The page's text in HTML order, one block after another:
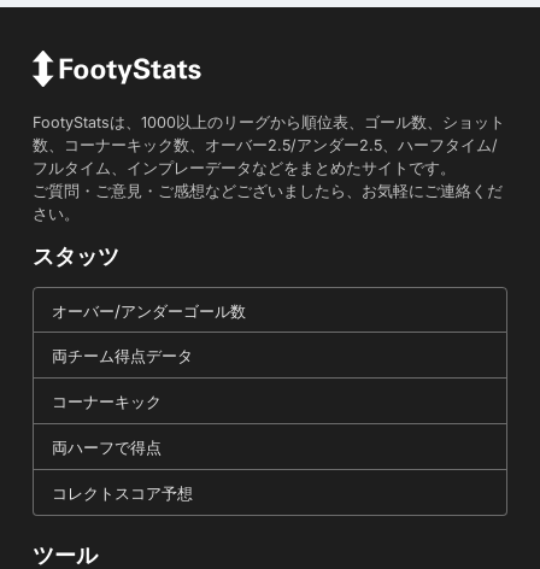
FootyStatsは、1000以上のリーグから順位表、ゴール数、ショット
数、コーナーキック数、オーバー2.5/アンダー2.5、ハーフタイム/
フルタイム、インプレーデータなどをまとめたサイトです。
ご質問・ご意見・ご感想などございましたら、お気軽にご連絡くだ
さい。
スタッツ
オーバー/アンダーゴール数
両チーム得点データ
コーナーキック
両ハーフで得点
コレクトスコア予想
ツール